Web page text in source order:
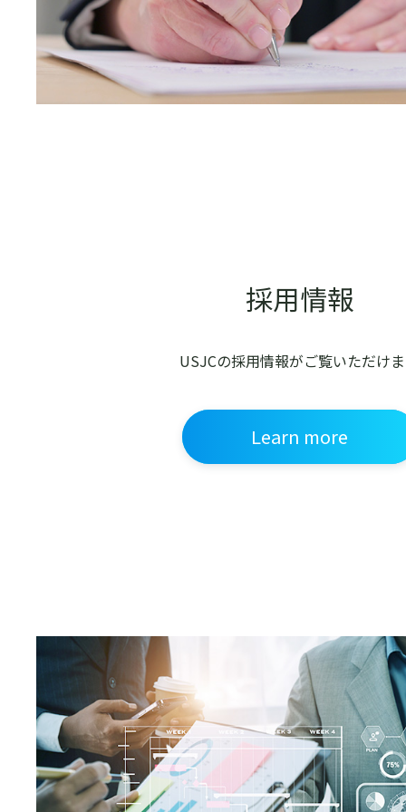
採用情報
USJCの採用情報がご覧いただけ
Learn more